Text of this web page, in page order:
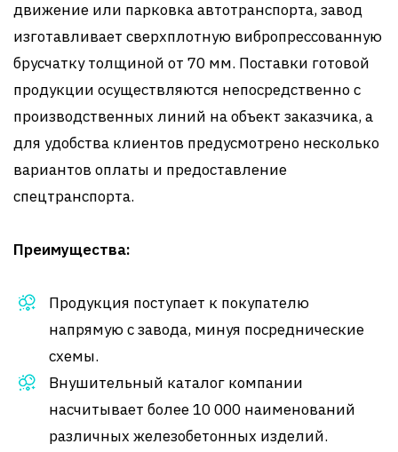
движение или парковка автотранспорта, завод
изготавливает сверхплотную вибропрессованную
брусчатку толщиной от 70 мм. Поставки готовой
продукции осуществляются непосредственно с
производственных линий на объект заказчика, а
для удобства клиентов предусмотрено несколько
вариантов оплаты и предоставление
спецтранспорта.
Преимущества:
Продукция поступает к покупателю
напрямую с завода, минуя посреднические
схемы.
Внушительный каталог компании
насчитывает более 10 000 наименований
различных железобетонных изделий.